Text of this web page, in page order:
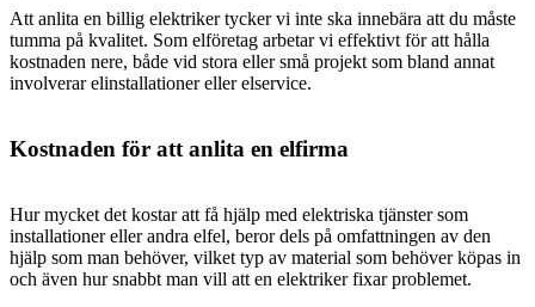
Att anlita en billig elektriker tycker vi inte ska innebära att du måste
tumma på kvalitet. Som elföretag arbetar vi effektivt för att hålla
kostnaden nere, både vid stora eller små projekt som bland annat
involverar elinstallationer eller elservice.
Kostnaden för att anlita en elfirma
Hur mycket det kostar att få hjälp med elektriska tjänster som
installationer eller andra elfel, beror dels på omfattningen av den
hjälp som man behöver, vilket typ av material som behöver köpas in
och även hur snabbt man vill att en elektriker fixar problemet.